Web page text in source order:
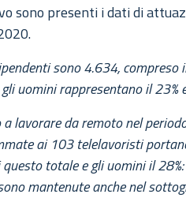
sono presenti i dati di
sono 4.634,
uomini rappresentano il 23%
lavorare da remoto nel
ai 103 telelavoristi
totale e gli uomini il
mantenute anche nel